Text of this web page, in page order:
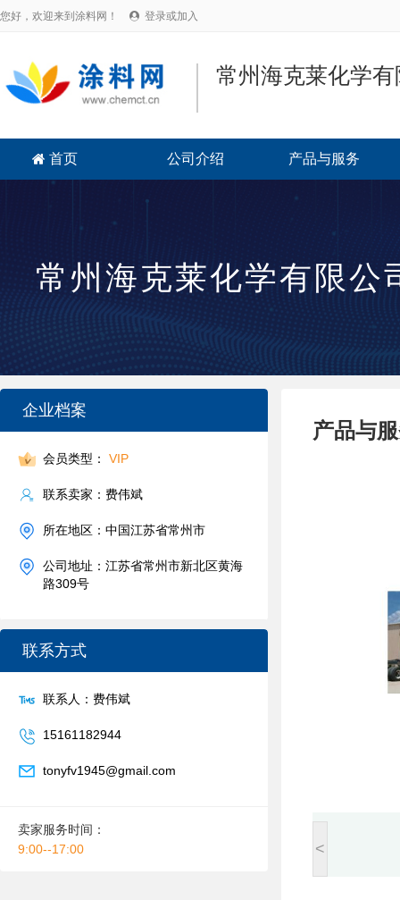
您好，欢迎来到涂料网！  登录或加入
常州海克莱化学
 首页 公司介绍 产品与服务
常州海克莱化学有限公
企业档案
会员类型： VIP
联系卖家：费伟斌
所在地区：中国江苏省常州市
公司地址：江苏省常州市新北区黄海
路309号
联系方式
联系人：费伟斌
15161182944
tonyfv1945@gmail.com
卖家服务时间：
9:00--17:00
产品与
<